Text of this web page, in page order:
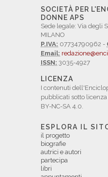
SOCIETÀ PER
DONNE APS
Sede legale: Via degli
MILANO
P.IVA: 07734790962 -
Email:
ISSN: 3035-4927
LICENZA
I contenuti
pubblicati sotto licenza
BY-NC-SA 4.0.
ESPLORA IL
il progetto
biografie
autrici e autori
partecipa
libri